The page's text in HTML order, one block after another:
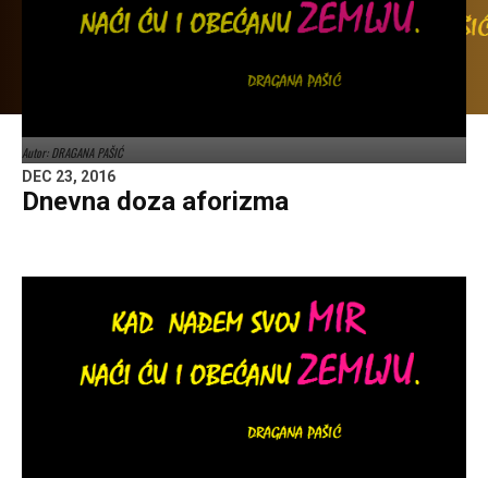
Autor: DRAGANA PAŠIĆ
DEC 23, 2016
Dnevna doza aforizma